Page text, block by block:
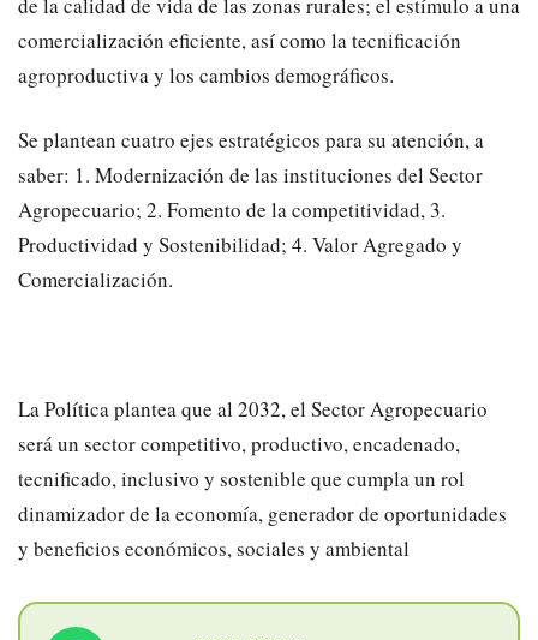
comercialización eficiente, así como la tecnificación
agroproductiva y los cambios demográficos.
Se plantean cuatro ejes estratégicos para su atención, a
saber: 1. Modernización de las instituciones del Sector
Agropecuario; 2. Fomento de la competitividad, 3.
Productividad y Sostenibilidad; 4. Valor Agregado y
Comercialización.
La Política plantea que al 2032, el Sector Agropecuario
será un sector competitivo, productivo, encadenado,
tecnificado, inclusivo y sostenible que cumpla un rol
dinamizador de la economía, generador de oportunidades
y beneficios económicos, sociales y ambiental